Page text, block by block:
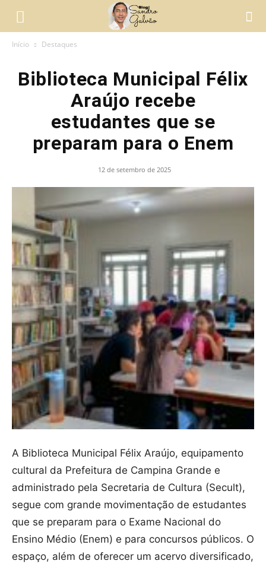
Início Destaques
Biblioteca Municipal Félix
Araújo recebe
estudantes que se
preparam para o Enem
12 de setembro de 2025
A Biblioteca Municipal Félix Araújo, equipamento
cultural da Prefeitura de Campina Grande e
administrado pela Secretaria de Cultura (Secult),
segue com grande movimentação de estudantes
que se preparam para o Exame Nacional do
Ensino Médio (Enem) e para concursos públicos. O
espaço, além de oferecer um acervo diversificado,